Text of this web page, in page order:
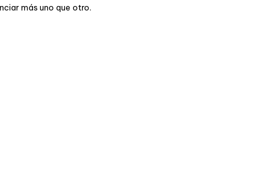
más uno que otro.